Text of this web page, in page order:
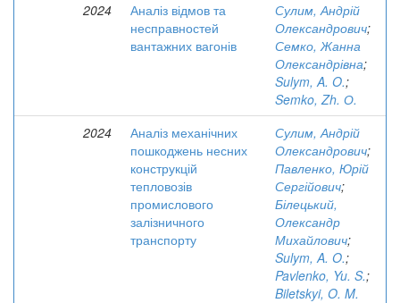
2024
Аналіз відмов та
несправностей
вантажних вагонів
Сулим, Андрій
Олександрович;
Семко, Жанна
Олександрівна;
Sulym, A. O.;
Semko, Zh. О.
2024
Аналіз механічних
пошкоджень несних
конструкцій
тепловозів
промислового
залізничного
транспорту
Сулим, Андрій
Олександрович;
Павленко, Юрій
Сергійович;
Білецький,
Олександр
Михайлович;
Sulym, A. O.;
Pavlenko, Yu. S.;
Biletskyi, O. M.